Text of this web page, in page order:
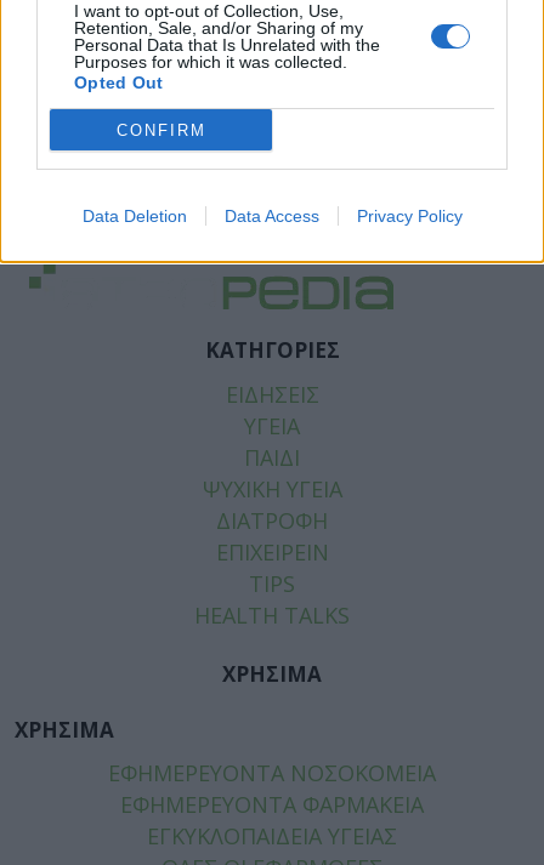
I want to opt-out of Collection, Use,
Retention, Sale, and/or Sharing of my
Personal Data that Is Unrelated with the
Purposes for which it was collected.
Opted Out
CONFIRM
Data Deletion Data Access Privacy Policy
ΚΑΤΗΓΟΡΙΕΣ
ΕΙΔΗΣΕΙΣ
ΥΓΕΙΑ
ΠΑΙΔΙ
ΨΥΧΙΚΗ ΥΓΕΙΑ
ΔΙΑΤΡΟΦΗ
ΕΠΙΧΕΙΡΕΙΝ
TIPS
HEALTH TALKS
ΧΡΗΣΙΜΑ
ΧΡΗΣΙΜΑ
ΕΦΗΜΕΡΕΥΟΝΤΑ ΝΟΣΟΚΟΜΕΙΑ
ΕΦΗΜΕΡΕΥΟΝΤΑ ΦΑΡΜΑΚΕΙΑ
ΕΓΚΥΚΛΟΠΑΙΔΕΙΑ ΥΓΕΙΑΣ